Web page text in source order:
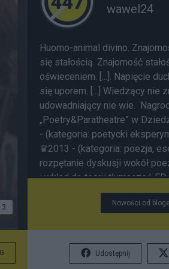
3
wawel24
Huomo-animal divino.
się stałością. Znajomość
oświeceniem. [...]. Napięcie
się uporem. [...] Wiedzący nie
udowadniający nie wie.
„Poetry&Paratheatre” w
- (kategoria: poetycki
♛2013 - (kategoria: poezja,
rozpętanie dyskusji wokół
i wkład do teorii tłumaczeń
TEMATYCZNA LISTA NOTEK
Hołodomor. Ludobójstwo.
metody 3.10.04.2011 P O S T
Nowości od
Udostępnij